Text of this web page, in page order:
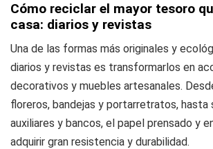
Cómo reciclar el mayor tesoro
casa: diarios y revistas
Una de las formas más originales y
diarios y revistas es transformarlos en
decorativos y muebles artesanales.
floreros, bandejas y portarretratos, hasta
auxiliares y bancos, el papel prensado y
adquirir gran resistencia y durabilidad.